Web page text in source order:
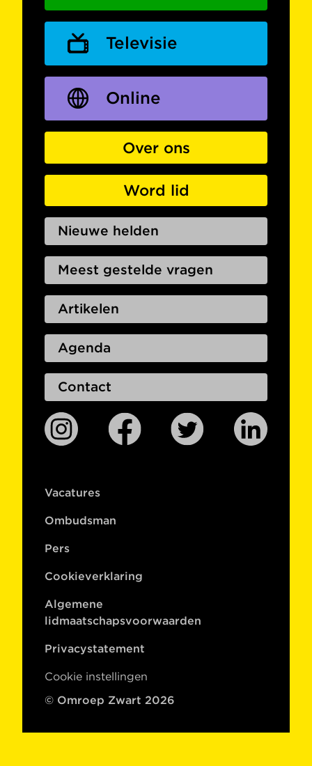
Televisie
Online
Over ons
Word lid
Nieuwe helden
Meest gestelde vragen
Artikelen
Agenda
Contact
Vacatures
Ombudsman
Pers
Cookieverklaring
Algemene
lidmaatschapsvoorwaarden
Privacystatement
Cookie instellingen
© Omroep Zwart 2026